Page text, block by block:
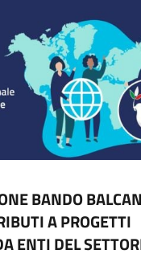
BANDO
A PROGETTI
ENTI DEL